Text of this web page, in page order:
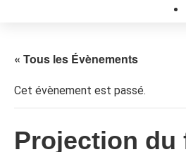
« Tous les Évènements
Cet évènement est passé.
Projection du